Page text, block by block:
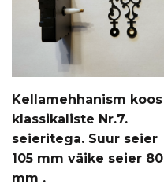
tootelehel.
Kellamehhanism koos
klassikaliste Nr.7.
seieritega. Suur seier
105 mm väike seier 80
mm .